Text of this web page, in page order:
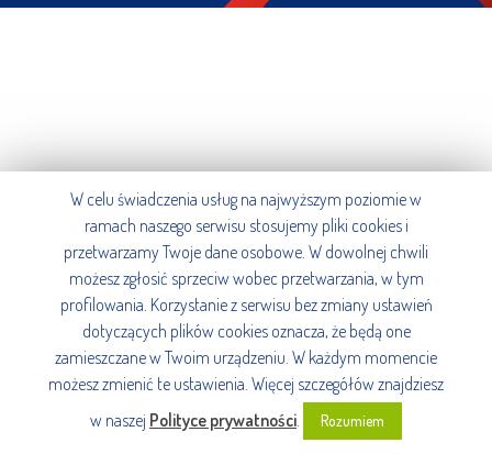
W celu świadczenia usług na najwyższym poziomie w
ramach naszego serwisu stosujemy pliki cookies i
przetwarzamy Twoje dane osobowe. W dowolnej chwili
możesz zgłosić sprzeciw wobec przetwarzania, w tym
profilowania. Korzystanie z serwisu bez zmiany ustawień
dotyczących plików cookies oznacza, że będą one
zamieszczane w Twoim urządzeniu. W każdym momencie
możesz zmienić te ustawienia. Więcej szczegółów znajdziesz
w naszej Polityce prywatności. Rozumiem